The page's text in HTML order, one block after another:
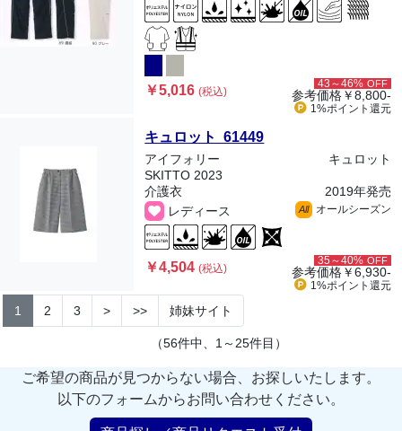
￥5,016(税込)
43～46% OFF
参考価格￥8,800-
1%ポイント 還元
キュロット 61449
アイフォリー
キュロット
SKITTO 2023
介護衣
2019年発売
レディース
All オールシーズン
￥4,504(税込)
35～40% OFF
参考価格￥6,930-
1%ポイント 還元
1 2 3 > >> 姉妹サイト
（56件中、1～25件目）
ご希望の商品が見つからない場合、お探しいたします。
以下のフォームからお問い合わせください。